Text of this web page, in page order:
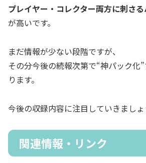
プレイヤー・コレクター両方に刺さ
が高いです。
まだ情報が少ない段階ですが、
その分今後の続報次第で“神パック化
ります。
今後の収録内容に注目していきましょ
関連情報・リンク